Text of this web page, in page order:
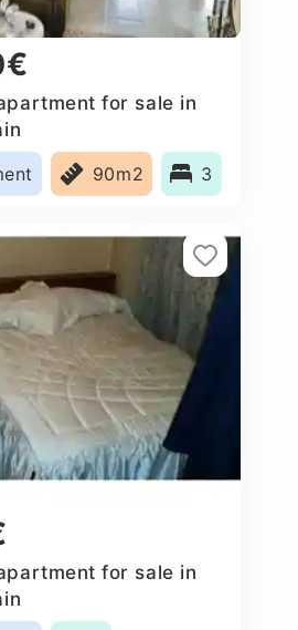
for sale in
90m2 3
for sale in